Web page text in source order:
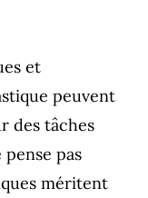
et
peuvent
des tâches
pas
méritent